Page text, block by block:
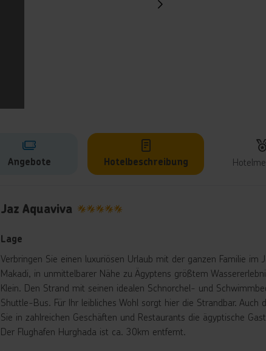
Angebote Hotelbeschreibung
Jaz Aquaviva
Lage
Verbringen Sie einen luxuriösen Urlaub mit der ganzen Familie
Makadi, in unmittelbarer Nähe zu Ägyptens größtem
Klein. Den Strand mit seinen idealen Schnorchel- und
Shuttle-Bus. Für Ihr leibliches Wohl sorgt hier die Strandbar.
Sie in zahlreichen Geschäften und Restaurants die ägyptische
Der Flughafen Hurghada ist ca. 30km entfernt.